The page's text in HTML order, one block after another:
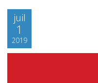
juil
1
2019